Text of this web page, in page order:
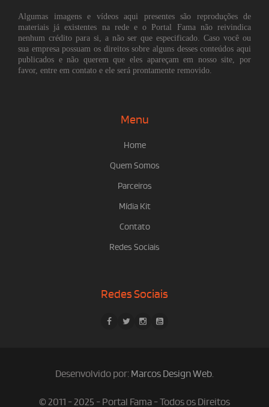
Algumas imagens e vídeos aqui presentes são reproduções de
materiais já existentes na rede e o Portal Fama não reivindica
nenhum crédito para si, a não ser que especificado. Caso você ou
sua empresa possuam os direitos sobre alguns desses conteúdos aqui
publicados e não querem que eles apareçam em nosso site, por
favor, entre em contato e ele será prontamente removido.
Menu
Home
Quem Somos
Parceiros
Mídia Kit
Contato
Redes Sociais
Redes Sociais
Desenvolvido por: Marcos Design Web.
© 2011 - 2025 - Portal Fama - Todos os Direitos